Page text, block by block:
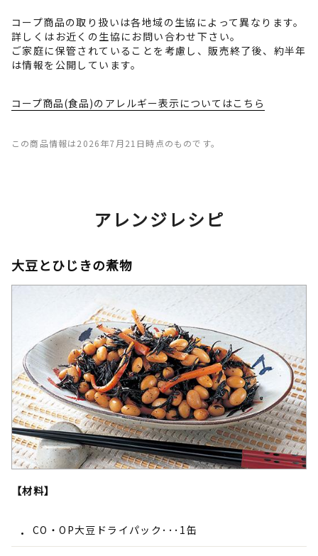
コープ商品の取り扱いは各地域の生協によって異なります。
詳しくはお近くの生協にお問い合わせ下さい。
ご家庭に保管されていることを考慮し、販売終了後、約半年
は情報を公開しています。
コープ商品(食品)のアレルギー表示についてはこちら
この商品情報は2026年7月21日時点のものです。
アレンジレシピ
大豆とひじきの煮物
【材料】
CO・OP大豆ドライパック･･･1缶